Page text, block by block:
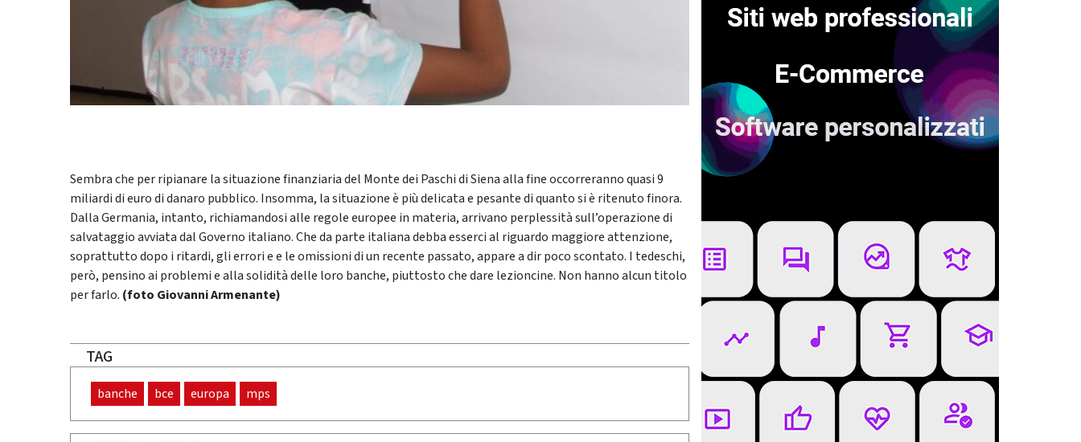
Sembra che per ripianare la situazione finanziaria del Monte dei Paschi di Siena alla fine occorreranno quasi 9
miliardi di euro di danaro pubblico. Insomma, la situazione è più delicata e pesante di quanto si è ritenuto finora.
Dalla Germania, intanto, richiamandosi alle regole europee in materia, arrivano perplessità sull’operazione di
salvataggio avviata dal Governo italiano. Che da parte italiana debba esserci al riguardo maggiore attenzione,
soprattutto dopo i ritardi, gli errori e e le omissioni di un recente passato, appare a dir poco scontato. I tedeschi,
però, pensino ai problemi e alla solidità delle loro banche, piuttosto che dare lezioncine. Non hanno alcun titolo
per farlo. (foto Giovanni Armenante)
TAG
banche bce europa mps